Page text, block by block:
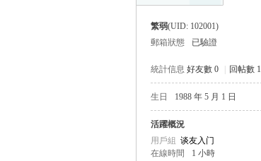
繁弱(UID: 102001)
郵箱狀態
已驗證
統計信息 好友數 0 回帖數 1
生日 1988 年 5 月 1 日
活躍概況
用戶組 谈友入门
在線時間
1 小時